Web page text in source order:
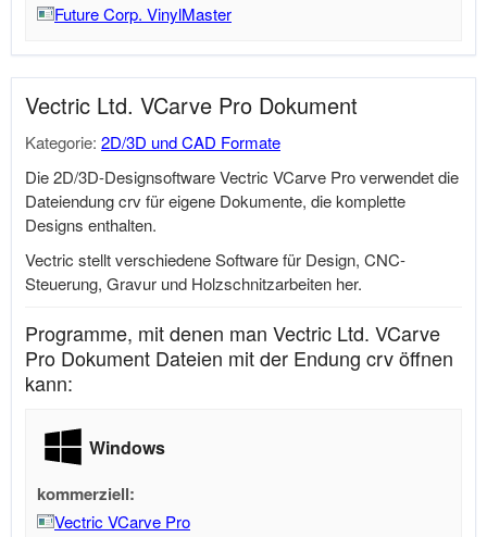
Future Corp. VinylMaster
Vectric Ltd. VCarve Pro Dokument
Kategorie: 2D/3D und CAD Formate
Die 2D/3D-Designsoftware Vectric VCarve Pro verwendet die
Dateiendung crv für eigene Dokumente, die komplette
Designs enthalten.
Vectric stellt verschiedene Software für Design, CNC-
Steuerung, Gravur und Holzschnitzarbeiten her.
Programme, mit denen man Vectric Ltd. VCarve
Pro Dokument Dateien mit der Endung crv öffnen
kann:
Windows
kommerziell:
Vectric VCarve Pro